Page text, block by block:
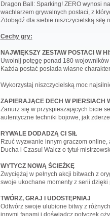
Dragon Ball: Sparking! ZERO wynosi
wachlarzem grywalnych postaci, z
Zdobądź dla siebie niszczycielską
Cechy gry:
NAJWIĘKSZY ZESTAW POSTACI W
Uwolnij potęgę ponad 180
Każda postać posiada własne
Wykorzystaj niszczycielską moc
ZAPIERAJĄCE DECH W PIERSIACH
Zanurz się w przyspieszających bicie
autentyczne techniki bojowe, jak
RYWALE DODADZĄ CI SIŁ
Rzuć wyzwanie innym graczom
Ducha i Czasu! Walcz o tytuł
WYTYCZ NOWĄ ŚCIEŻKĘ
Zwyciężaj w pełnych akcji bitwach z
swoje ukochane momenty z serii
TWÓRZ, GRAJ I UDOSTĘPNIAJ
Odtwórz swoje ulubione bitwy z
innymi fanami i doświadcz potyczek